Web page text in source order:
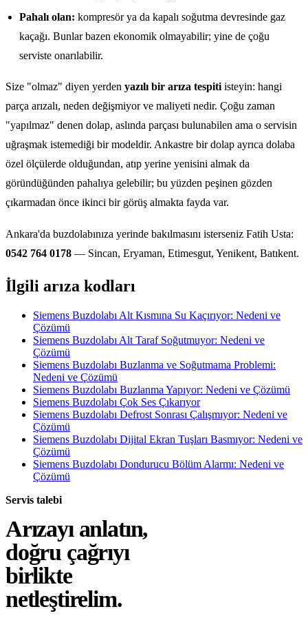
Pahalı olan: kompresör ya da kapalı soğutma devresinde gaz
kaçağı. Bunlar bazen ekonomik olmayabilir; yine de çoğu
serviste onarılabilir.
Size "olmaz" diyen yerden yazılı bir arıza tespiti isteyin: hangi
parça arızalı, neden değişmiyor ve maliyeti nedir. Çoğu zaman
"yapılmaz" denen dolap, aslında parçası bulunabilen ama o servisin
uğraşmak istemediği bir modeldir. Ankastre bir dolap ayrıca dolaba
özel ölçülerde olduğundan, atıp yerine yenisini almak da
göründüğünden pahalıya gelebilir; bu yüzden peşinen gözden
çıkarmadan önce ikinci bir görüş almakta fayda var.
Ankara'da buzdolabınıza yerinde bakılmasını isterseniz Fatih Usta:
0542 764 0178 — Sincan, Eryaman, Etimesgut, Yenikent, Batıkent.
İlgili arıza kodları
Siemens Buzdolabı Alt Kısmına Su Kaçırıyor: Nedeni ve
Çözümü
Siemens Buzdolabı Alt Taraf Soğutmuyor: Nedeni ve
Çözümü
Siemens Buzdolabı Buzlanma ve Soğutmama Problemi:
Nedeni ve Çözümü
Siemens Buzdolabı Buzlanma Yapıyor: Nedeni ve Çözümü
Siemens Buzdolabı Çok Ses Çıkarıyor
Siemens Buzdolabı Defrost Sonrası Çalışmıyor: Nedeni ve
Çözümü
Siemens Buzdolabı Dijital Ekran Tuşları Basmıyor: Nedeni ve
Çözümü
Siemens Buzdolabı Dondurucu Bölüm Alarmı: Nedeni ve
Çözümü
Servis talebi
Arızayı anlatın,
doğru çağrıyı
birlikte
netleştirelim.